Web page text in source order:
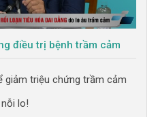
điều trị bệnh trầm cảm
giảm triệu chứng trầm cảm
lo!